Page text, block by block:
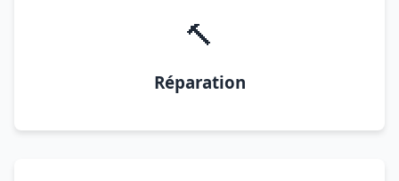
🔨
Réparation